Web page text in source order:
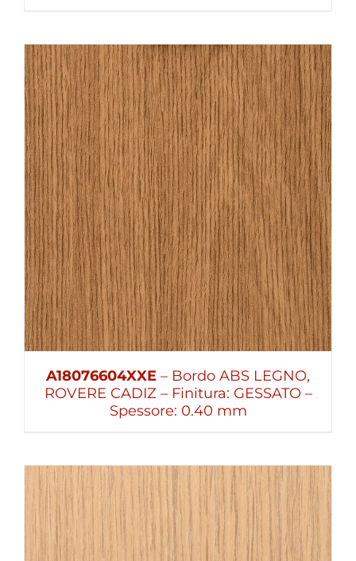
A18076604XXE – Bordo ABS LEGNO,
ROVERE CADIZ – Finitura: GESSATO –
Spessore: 0.40 mm